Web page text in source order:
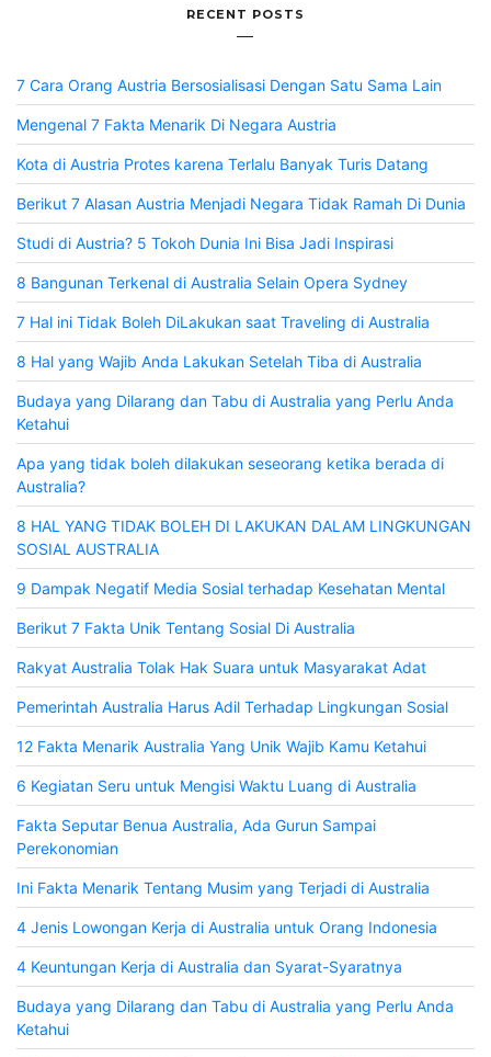
RECENT POSTS
7 Cara Orang Austria Bersosialisasi Dengan Satu Sama Lain
Mengenal 7 Fakta Menarik Di Negara Austria
Kota di Austria Protes karena Terlalu Banyak Turis Datang
Berikut 7 Alasan Austria Menjadi Negara Tidak Ramah Di Dunia
Studi di Austria? 5 Tokoh Dunia Ini Bisa Jadi Inspirasi
8 Bangunan Terkenal di Australia Selain Opera Sydney
7 Hal ini Tidak Boleh DiLakukan saat Traveling di Australia
8 Hal yang Wajib Anda Lakukan Setelah Tiba di Australia
Budaya yang Dilarang dan Tabu di Australia yang Perlu Anda
Ketahui
Apa yang tidak boleh dilakukan seseorang ketika berada di
Australia?
8 HAL YANG TIDAK BOLEH DI LAKUKAN DALAM LINGKUNGAN
SOSIAL AUSTRALIA
9 Dampak Negatif Media Sosial terhadap Kesehatan Mental
Berikut 7 Fakta Unik Tentang Sosial Di Australia
Rakyat Australia Tolak Hak Suara untuk Masyarakat Adat
Pemerintah Australia Harus Adil Terhadap Lingkungan Sosial
12 Fakta Menarik Australia Yang Unik Wajib Kamu Ketahui
6 Kegiatan Seru untuk Mengisi Waktu Luang di Australia
Fakta Seputar Benua Australia, Ada Gurun Sampai
Perekonomian
Ini Fakta Menarik Tentang Musim yang Terjadi di Australia
4 Jenis Lowongan Kerja di Australia untuk Orang Indonesia
4 Keuntungan Kerja di Australia dan Syarat-Syaratnya
Budaya yang Dilarang dan Tabu di Australia yang Perlu Anda
Ketahui